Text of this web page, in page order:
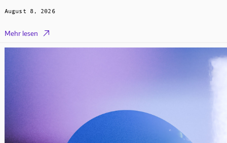
August 8, 2026
Mehr lesen 